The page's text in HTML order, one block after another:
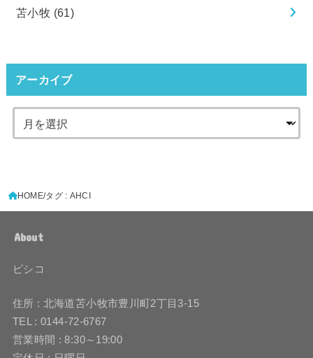
苫小牧 (61)
アーカイブ
HOME タグ : AHCI
About
ピシコ
住所 : 北海道苫小牧市豊川町2丁目3-15
TEL : 0144-72-6767
営業時間 : 8:30～19:00